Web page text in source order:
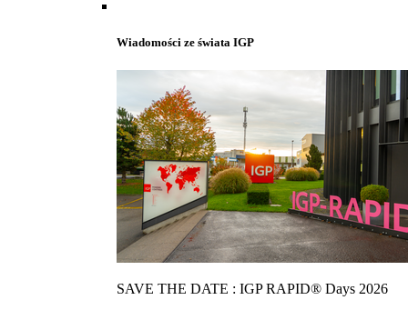
Wiadomości ze świata IGP
SAVE THE DATE : IGP RAPID® Days 2026